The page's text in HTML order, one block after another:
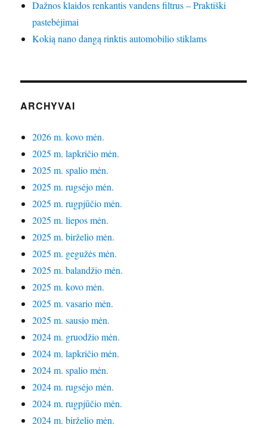
Dažnos klaidos renkantis vandens filtrus – Praktiški
pastebėjimai
Kokią nano dangą rinktis automobilio stiklams
ARCHYVAI
2026 m. kovo mėn.
2025 m. lapkričio mėn.
2025 m. spalio mėn.
2025 m. rugsėjo mėn.
2025 m. rugpjūčio mėn.
2025 m. liepos mėn.
2025 m. birželio mėn.
2025 m. gegužės mėn.
2025 m. balandžio mėn.
2025 m. kovo mėn.
2025 m. vasario mėn.
2025 m. sausio mėn.
2024 m. gruodžio mėn.
2024 m. lapkričio mėn.
2024 m. spalio mėn.
2024 m. rugsėjo mėn.
2024 m. rugpjūčio mėn.
2024 m. birželio mėn.